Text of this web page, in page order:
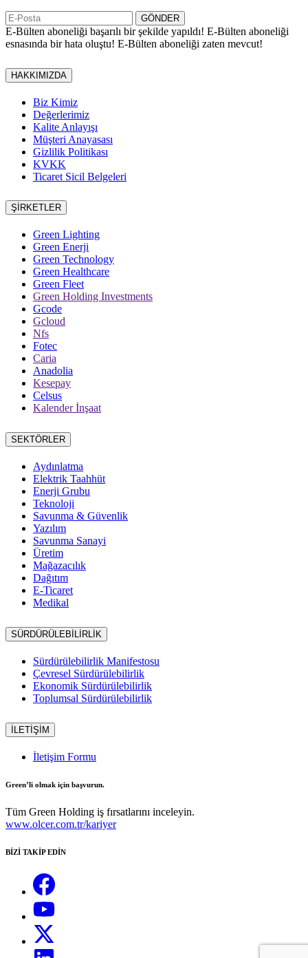
GÖNDER
E-Bülten aboneliği başarılı bir şekilde yapıldı! E-Bülten aboneliği
esnasında bir hata oluştu! E-Bülten aboneliği zaten mevcut!
HAKKIMIZDA
Biz Kimiz
Değerlerimiz
Kalite Anlayışı
Müşteri Anayasası
Gizlilik Politikası
KVKK
Ticaret Sicil Belgeleri
ŞİRKETLER
Green Lighting
Green Enerji
Green Technology
Green Healthcare
Green Fleet
Green Holding Investments
Gcode
Gcloud
Nfs
Fotec
Caria
Anadolia
Kesepay
Celsus
Kalender İnşaat
SEKTÖRLER
Aydınlatma
Elektrik Taahhüt
Enerji Grubu
Teknoloji
Savunma & Güvenlik
Yazılım
Savunma Sanayi
Üretim
Mağazacılık
Dağıtım
E-Ticaret
Medikal
SÜRDÜRÜLEBİLİRLİK
Sürdürülebilirlik Manifestosu
Çevresel Sürdürülebilirlik
Ekonomik Sürdürülebilirlik
Toplumsal Sürdürülebilirlik
İLETİŞİM
İletişim Formu
Green’li olmak için başvurun.
Tüm Green Holding iş fırsatlarını inceleyin.
www.olcer.com.tr/kariyer
BİZİ TAKİP EDİN